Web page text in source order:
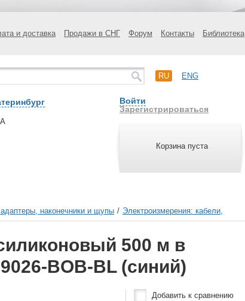
и доставка Продажи в СНГ Форум Контакты Библиотека
RU ENG
Войти
Зарегистрироваться
Корзина пуста
наконечники и щупы / Электроизмерения: кабели,
500 м в
BOB-BL (синий)
Добавить к сравнению